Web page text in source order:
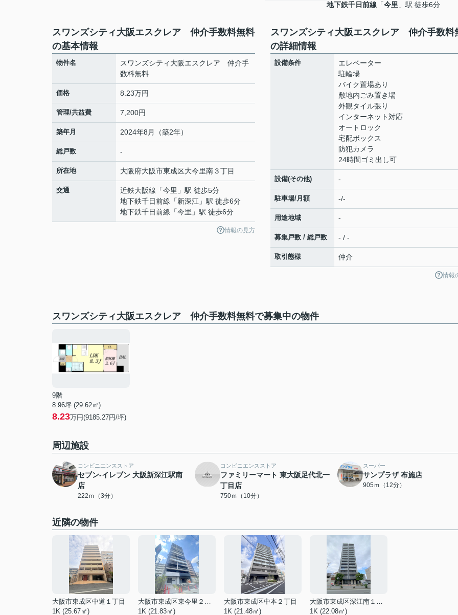
地下鉄千日前線 「今里 」駅 徒歩6分
スワンズシティ大阪エスクレア 仲介手数料無料
の基本情報
物件名
スワンズシティ大阪エスクレア 仲介手
数料無料
価格 8.23万円
管理/共益費 7,200円
築年月 2024年8月（築2年）
総戸数 -
所在地 大阪府大阪市東成区大今里南３丁目
交通 近鉄大阪線 「今里 」駅 徒歩5分
地下鉄千日前線 「新深江 」駅 徒歩6分
地下鉄千日前線 「今里 」駅 徒歩6分
情報の見方
スワンズシティ大阪エスクレア 仲介手数料
の詳細情報
設備条件
エレベーター
駐輪場
バイク置場あり
敷地内ごみ置き場
外観タイル張り
インターネット対応
オートロック
宅配ボックス
防犯カメラ
24時間ゴミ出し可
設備(その他) -
駐車場/月額 -/-
用途地域 -
募集戸数 / 総戸数 - / -
取引態様 仲介
情報
スワンズシティ大阪エスクレア 仲介手数料無料で募集中の物件
9階
8.96坪 (29.62㎡)
8.23万円(9185.27円/坪)
周辺施設
コンビニエンスストア
セブン-イレブン 大阪新深江駅南
店
222ｍ（3分）
コンビニエンスストア
ファミリーマート 東大阪足代北一
丁目店
750ｍ（10分）
スーパー
サンプラザ 布施店
905ｍ（12分）
近隣の物件
大阪市東成区中道１丁目
1K (25.67㎡)
大阪市東成区東今里２丁目
1K (21.83㎡)
大阪市東成区中本２丁目
1K (21.48㎡)
大阪市東成区深江南１丁目
1K (22.08㎡)